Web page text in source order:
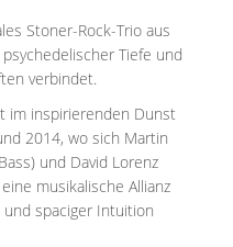
Stoner-Rock-Trio aus
Tiefe und
verbindet.
im inspirierenden Dunst
2014, wo sich Martin
und David Lorenz
musikalische Allianz
spaciger Intuition